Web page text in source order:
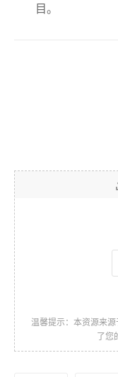
目。
温馨提示：本资源来
了您